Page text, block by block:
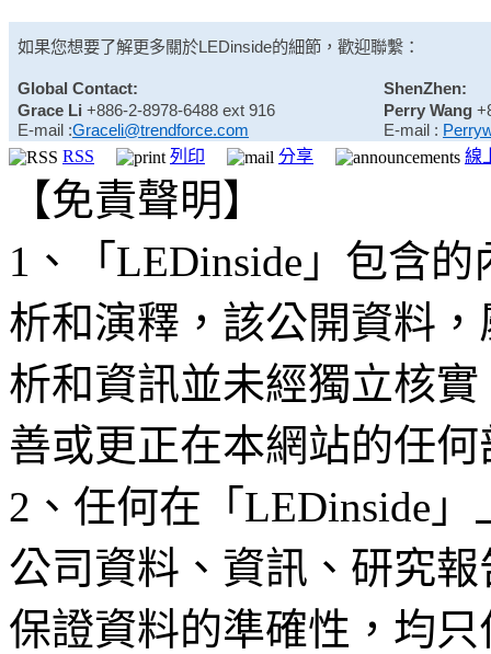
如果您想要了解更多關於LEDinside的細節，歡迎聯繫：
Global Contact:
ShenZhen:
Grace Li +886-2-8978-6488 ext 916
E-mail :Graceli@trendforce.com
Perry Wang
E-mail :
RSS
列印 分享 線
【免責聲明】
1、「LEDinside」包含
析和演釋，該公開資料
析和資訊並未經獨立核
善或更正在本網站的任
2、任何在「LEDinside
公司資料、資訊、研究
保證資料的準確性，均